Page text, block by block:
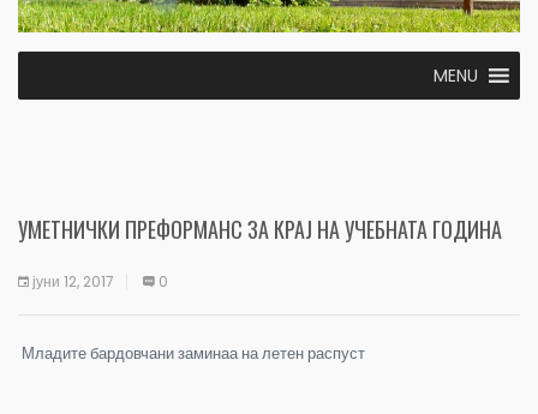
MENU
УМЕТНИЧКИ ПРЕФОРМАНС ЗА КРАЈ НА УЧЕБНАТА ГОДИНА
јуни 12, 2017 0
Младите бардовчани заминаа на летен распуст